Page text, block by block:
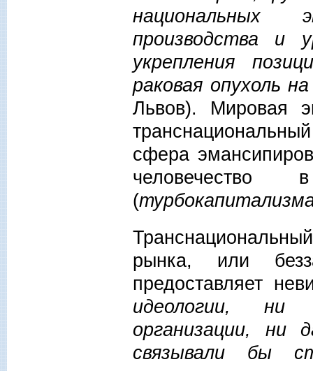
национальных
производства и
укрепления
раковая опухоль
Львов). Мировая
сфера
(
рынка, или
предоставляет
идеологии, ни
организации, ни
связывали бы